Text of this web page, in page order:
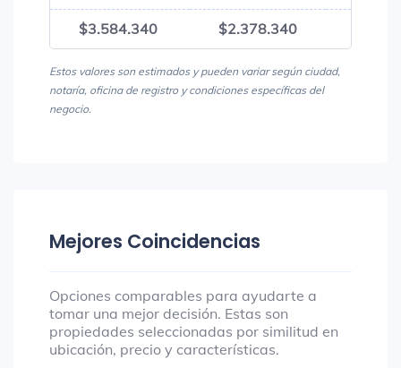
$3.584.340 $2.378.340
Estos valores son estimados y pueden variar según ciudad,
notaría, oficina de registro y condiciones específicas del
negocio.
Mejores Coincidencias
Opciones comparables para ayudarte a
tomar una mejor decisión. Estas son
propiedades seleccionadas por similitud en
ubicación, precio y características.